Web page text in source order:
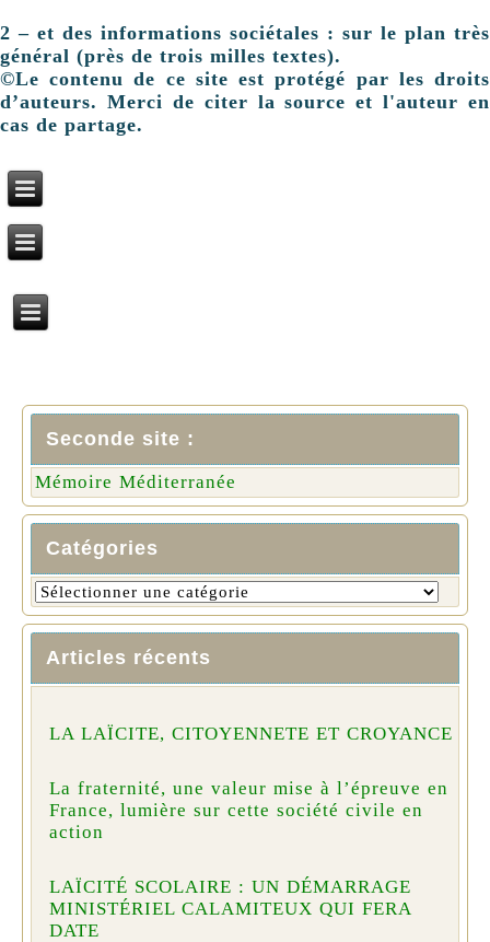
2 – et des informations sociétales : sur le plan très
général (près de trois milles textes).
©Le contenu de ce site est protégé par les droits
d’auteurs. Merci de citer la source et l'auteur en
cas de partage.
Seconde site :
Mémoire Méditerranée
Catégories
Articles récents
LA LAÏCITE, CITOYENNETE ET CROYANCE
La fraternité, une valeur mise à l’épreuve en
France, lumière sur cette société civile en
action
LAÏCITÉ SCOLAIRE : UN DÉMARRAGE
MINISTÉRIEL CALAMITEUX QUI FERA
DATE